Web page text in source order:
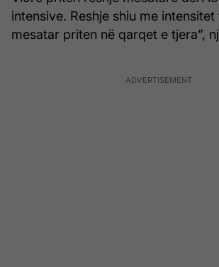
intensive. Reshje shiu me
mesatar priten në qarqet e tjera”,